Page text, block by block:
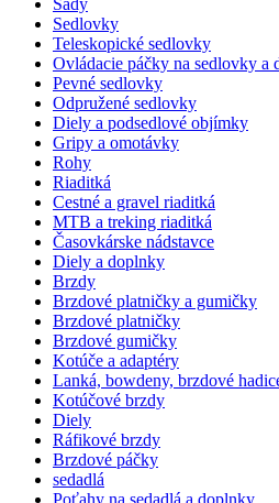
Sady
Sedlovky
Teleskopické sedlovky
Ovládacie páčky na sedlovky a
Pevné sedlovky
Odpružené sedlovky
Diely a podsedlové objímky
Gripy a omotávky
Rohy
Riaditká
Cestné a gravel riaditká
MTB a treking riaditká
Časovkárske nádstavce
Diely a doplnky
Brzdy
Brzdové platničky a gumičky
Brzdové platničky
Brzdové gumičky
Kotúče a adaptéry
Lanká, bowdeny, brzdové
Kotúčové brzdy
Diely
Ráfikové brzdy
Brzdové páčky
sedadlá
Poťahy na sedadlá a doplnky